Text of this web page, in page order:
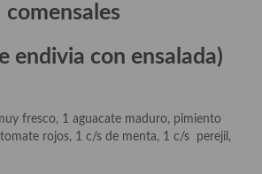
especias, hierbas aromáticas o
comensales
endivia con ensalada)
fresco, 1 aguacate maduro, pimiento
rojos, 1 c/s de menta, 1 c/s perejil,